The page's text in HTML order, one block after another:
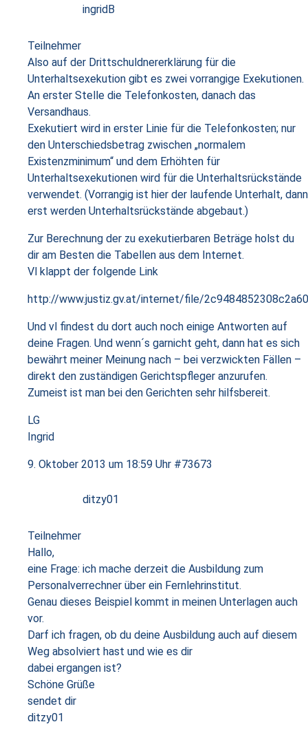
ingridB
Teilnehmer
Also auf der Drittschuldnererklärung für die
Unterhaltsexekution gibt es zwei vorrangige Exekutionen.
An erster Stelle die Telefonkosten, danach das
Versandhaus.
Exekutiert wird in erster Linie für die Telefonkosten; nur
den Unterschiedsbetrag zwischen „normalem
Existenzminimum“ und dem Erhöhten für
Unterhaltsexekutionen wird für die Unterhaltsrückstände
verwendet. (Vorrangig ist hier der laufende Unterhalt, dann
erst werden Unterhaltsrückstände abgebaut.)
Zur Berechnung der zu exekutierbaren Beträge holst du
dir am Besten die Tabellen aus dem Internet.
Vl klappt der folgende Link
http://www.justiz.gv.at/internet/file/
Und vl findest du dort auch noch einige Antworten auf
deine Fragen. Und wenn´s garnicht geht, dann hat es sich
bewährt meiner Meinung nach – bei verzwickten Fällen –
direkt den zuständigen Gerichtspfleger anzurufen.
Zumeist ist man bei den Gerichten sehr hilfsbereit.
LG
Ingrid
9. Oktober 2013 um 18:59 Uhr #73673
ditzy01
Teilnehmer
Hallo,
eine Frage: ich mache derzeit die Ausbildung zum
Personalverrechner über ein Fernlehrinstitut.
Genau dieses Beispiel kommt in meinen Unterlagen auch
vor.
Darf ich fragen, ob du deine Ausbildung auch auf diesem
Weg absolviert hast und wie es dir
dabei ergangen ist?
Schöne Grüße
sendet dir
ditzy01